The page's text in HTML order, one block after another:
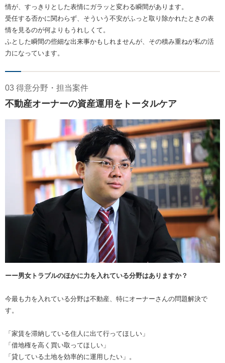
情が、すっきりとした表情にガラッと変わる瞬間があります。
受任する否かに関わらず、そういう不安がふっと取り除かれたときの表
情を見るのが何よりもうれしくて。
ふとした瞬間の些細な出来事かもしれませんが、その積み重ねが私の活
力になっています。
03 得意分野・担当案件
不動産オーナーの資産運用をトータルケア
ーー男女トラブルのほかに力を入れている分野はありますか？
今最も力を入れている分野は不動産、特にオーナーさんの問題解決で
す。
「家賃を滞納している住人に出て行ってほしい」
「借地権を高く買い取ってほしい」
「貸している土地を効率的に運用したい」。